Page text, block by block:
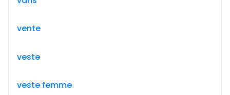
vente
veste
veste femme